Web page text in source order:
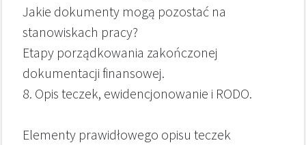
Jakie dokumenty mogą pozostać na
stanowiskach pracy?
Etapy porządkowania zakończonej
dokumentacji finansowej.
8. Opis teczek, ewidencjonowanie i RODO.
Elementy prawidłowego opisu teczek